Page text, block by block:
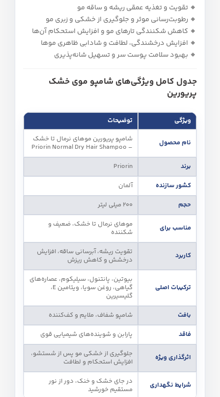
🔸 تقویت و تغذیه عمقی ریشه و ساقه مو
🔸 رطوبت‌رسانی موثر و جلوگیری از خشکی و زبری مو
🔸 کاهش شکنندگی تارهای مو و افزایش استحکام آن‌ها
🔸 افزایش درخشندگی، لطافت و شادابی ظاهری موها
🔸 بهبود سلامت پوست سر و تسهیل شانه‌پذیری
جدول کامل ویژگی‌های شامپو موی خشک
پریورین
ویژگی توضیحات
نام محصول
شامپو پریورین موهای نرمال تا خشک
– Priorin Normal Dry Hair Shampoo
برند
Priorin
کشور سازنده
آلمان
حجم
200 میلی‌ لیتر
مناسب برای
موهای نرمال تا خشک، ضعیف و
شکننده
کاربرد
تقویت ریشه، آبرسانی ساقه، افزایش
درخشش و کاهش ریزش
ترکیبات اصلی
بیوتین، پانتنول، سیلیکوم، عصاره‌های
گیاهی، روغن سویا، ویتامین E،
گلیسیرین
بافت
شامپو شفاف، ملایم و کف‌کننده
فاقد
پارابن و شوینده‌های شیمیایی قوی
اثرگذاری ویژه
جلوگیری از خشکی مو پس از شستشو،
افزایش استحکام و لطافت
شرایط نگهداری
در جای خشک و خنک، دور از نور
مستقیم خورشید